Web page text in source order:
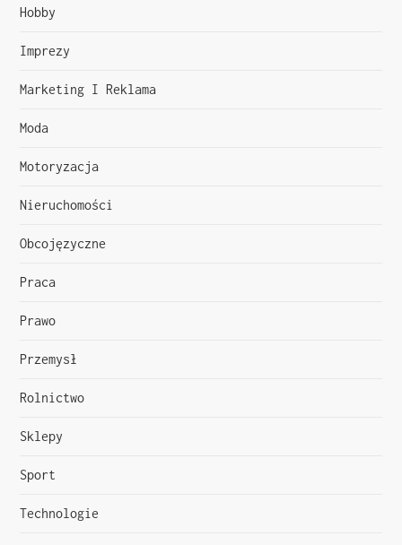
w
p
i
s
u
Hobby
Imprezy
Marketing I Reklama
Moda
Motoryzacja
Nieruchomości
Obcojęzyczne
Praca
Prawo
Przemysł
Rolnictwo
Sklepy
Sport
Technologie